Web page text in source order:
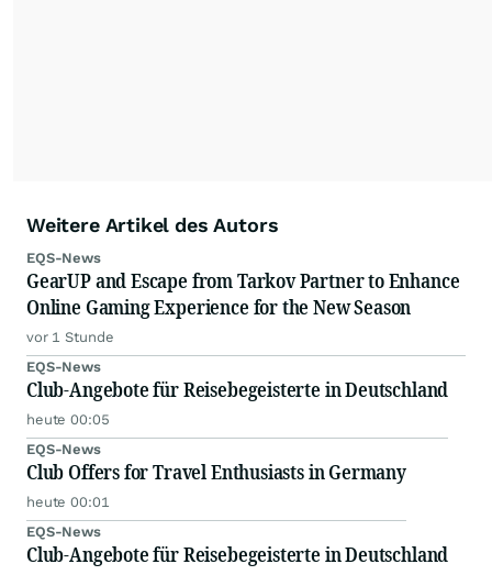
Weitere Artikel des Autors
EQS-News
GearUP and Escape from Tarkov Partner to Enhance
Online Gaming Experience for the New Season
vor 1 Stunde
EQS-News
Club-Angebote für Reisebegeisterte in Deutschland
heute 00:05
EQS-News
Club Offers for Travel Enthusiasts in Germany
heute 00:01
EQS-News
Club-Angebote für Reisebegeisterte in Deutschland